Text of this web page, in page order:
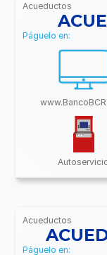
Acueductos
/
Páguelo en:
Acueductos
/
Páguelo en: